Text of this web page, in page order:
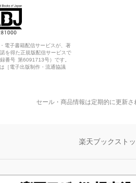
電子書籍配信サービスが、著
を得た正規版配信サービスで
番号 第6091713号）です。
［電子出版制作・流通協議
セール・商品情報は定期的に更新
楽天ブックスト